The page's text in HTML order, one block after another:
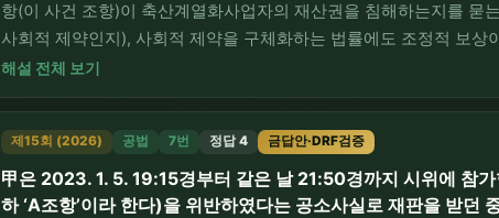
항(이 사건 조항)이 축산계열화사업자의 재산권을 침해하는지를 묻
사회적 제약인지), 사회적 제약을 구체화하는 법률에도 조정적 보
심사 기준, 그리고 이 사건 조항의 재산권 침해 여부이다. ①②③④
부합하여 옳고, ⑤는 이 사건 조항을 합헌으로 본 진술이나 헌법재
해설 전체 보기
제15회 (2026) 공법 7번 정답 4 금답안·DRF검증
甲은 2023. 1. 5. 19:15경부터 같은 날 21:50경까지 시위에 참
하 ‘A조항’이라 한다)을 위반하였다는 공소사실로 재판을 받